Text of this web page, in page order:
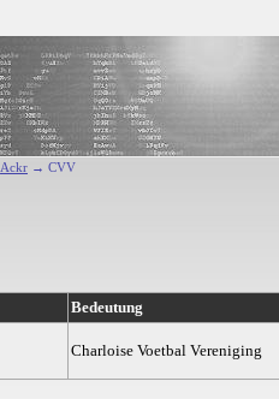
Ackr → CVV
Bedeutung
Charloise Voetbal Vereniging